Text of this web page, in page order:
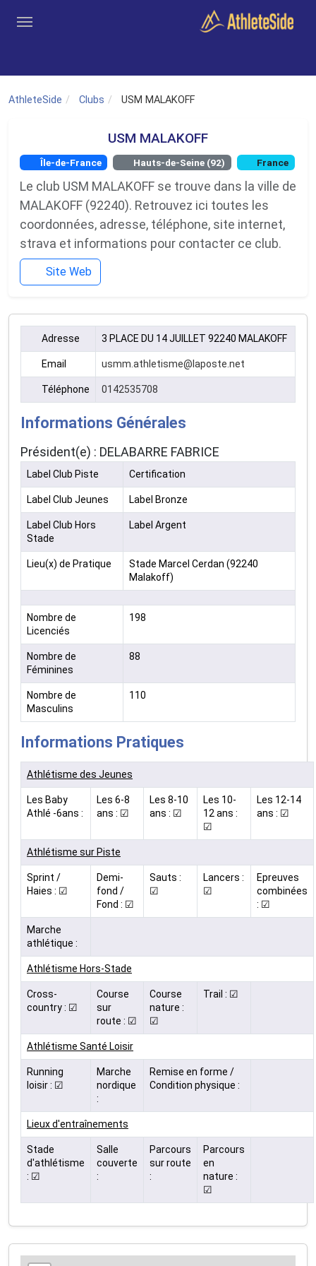
AthleteSide Clubs USM MALAKOFF
USM MALAKOFF
Île-de-France Hauts-de-Seine (92) France
Le club USM MALAKOFF se trouve dans la ville de
MALAKOFF (92240). Retrouvez ici toutes les
coordonnées, adresse, téléphone, site internet,
strava et informations pour contacter ce club.
Site Web
Adresse 3 PLACE DU 14 JUILLET 92240 MALAKOFF
Email usmm.athletisme@laposte.net
Téléphone 0142535708
Informations Générales
Président(e) : DELABARRE FABRICE
Label Club Piste Certification
Label Club Jeunes Label Bronze
Label Club Hors
Stade
Label Argent
Lieu(x) de Pratique
Stade Marcel Cerdan (92240
Malakoff)
Nombre de
Licenciés
198
Nombre de
Féminines
88
Nombre de
Masculins
110
Informations Pratiques
Athlétisme des Jeunes
Les Baby
Athlé -6ans :
Les 6-8
ans : ☑
Les 8-10
ans : ☑
Les 10-
12 ans :
☑
Les 12-14
ans : ☑
Athlétisme sur Piste
Sprint /
Haies : ☑
Demi-
fond /
Fond : ☑
Sauts :
☑
Lancers :
☑
Epreuves
combinées
: ☑
Marche
athlétique :
Athlétisme Hors-Stade
Cross-
country : ☑
Course
sur
route : ☑
Course
nature :
☑
Trail : ☑
Athlétisme Santé Loisir
Running
loisir : ☑
Marche
nordique
:
Remise en forme /
Condition physique :
Lieux d'entraînements
Stade
d'athlétisme
: ☑
Salle
couverte
:
Parcours
sur route
:
Parcours
en
nature :
☑